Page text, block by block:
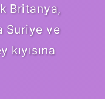
Britanya,
Suriye ve
kıyısına